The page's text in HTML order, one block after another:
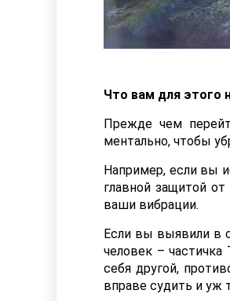
Что вам для этого
Прежде чем
ментально, чтобы
Например, если вы
главной защитой
ваши вибрации.
Если вы выявили в
человек –
себя другой,
вправе судить и уж